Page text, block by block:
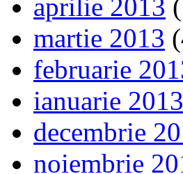
aprilie 2013
martie 2013
februarie
ianuarie 2013
decembrie
noiembrie